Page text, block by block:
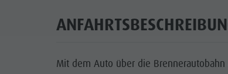
Mit dem Auto über die